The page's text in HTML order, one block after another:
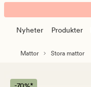
Scala
matta
natur
banner.
Klicka
ESCAPE
att
Nyheter Produkter
Mattor Stora mattor